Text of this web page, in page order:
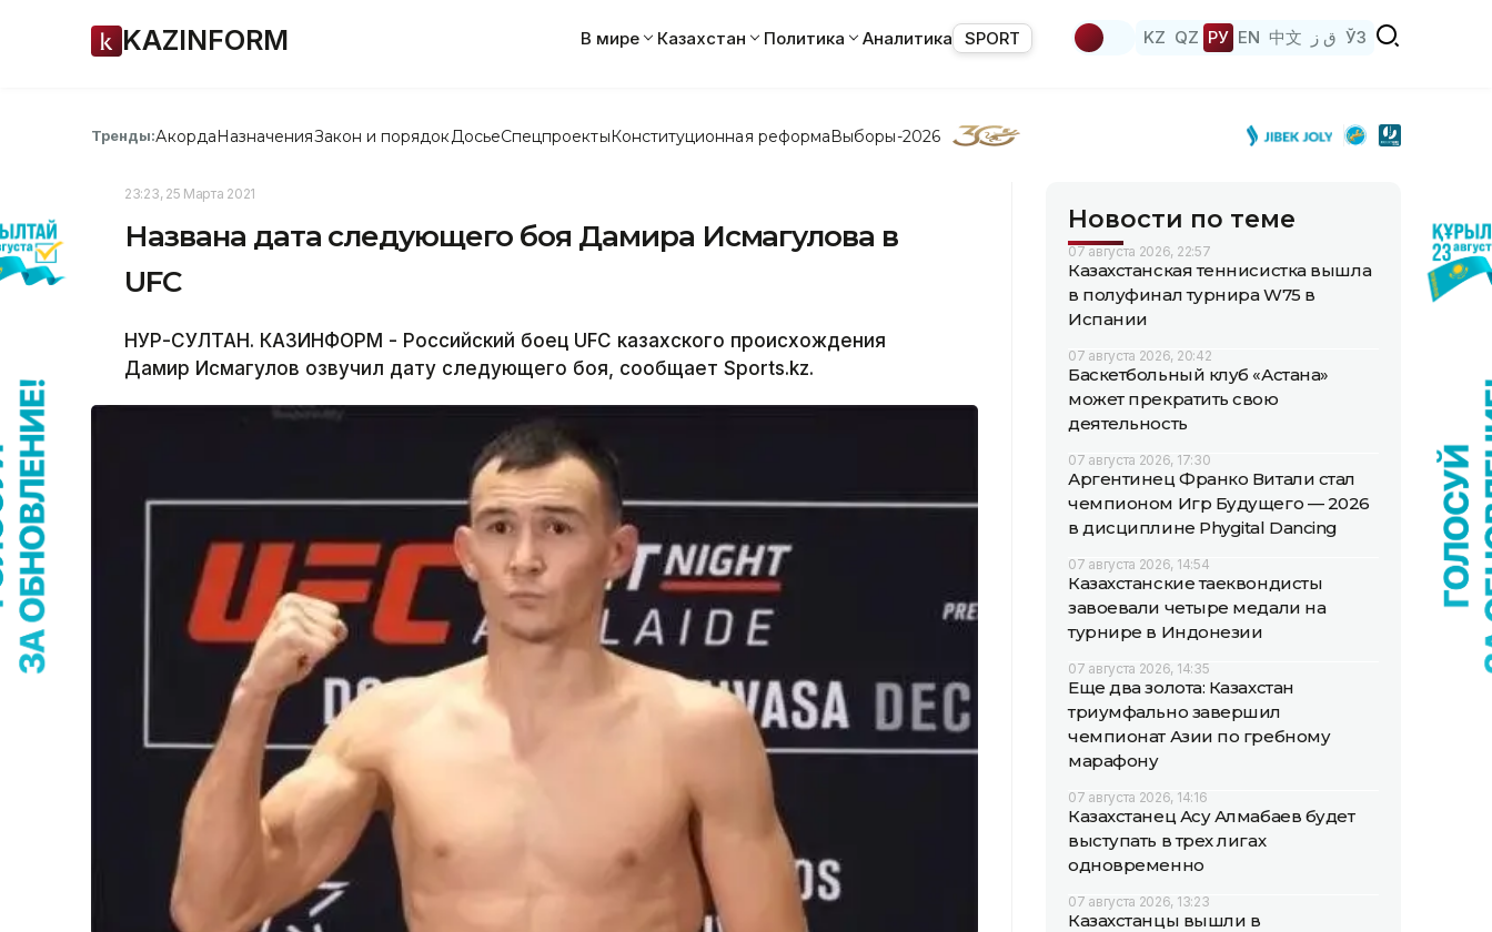
KAZINFORM В мире Казахстан Политика Аналитика SPORT KZ QZ РУ EN 中文 ق ز ЎЗ
Тренды:АкордаНазначенияЗакон и порядок ДосьеСпецпроектыКонституционная реформаВыборы-2026
23:23, 25 Марта 2021
Названа дата следующего боя Дамира Исмагулова в
UFC
НУР-СУЛТАН. КАЗИНФОРМ - Российский боец UFC казахского происхождения
Дамир Исмагулов озвучил дату следующего боя, сообщает Sports.kz.
Новости по теме
07 августа 2026, 22:57
Казахстанская теннисистка вышла
в полуфинал турнира W75 в
Испании
07 августа 2026, 20:42
Баскетбольный клуб «Астана»
может прекратить свою
деятельность
07 августа 2026, 17:30
Аргентинец Франко Витали стал
чемпионом Игр Будущего — 2026
в дисциплине Phygital Dancing
07 августа 2026, 14:54
Казахстанские таеквондисты
завоевали четыре медали на
турнире в Индонезии
07 августа 2026, 14:35
Еще два золота: Казахстан
триумфально завершил
чемпионат Азии по гребному
марафону
07 августа 2026, 14:16
Казахстанец Асу Алмабаев будет
выступать в трех лигах
одновременно
07 августа 2026, 13:23
Казахстанцы вышли в